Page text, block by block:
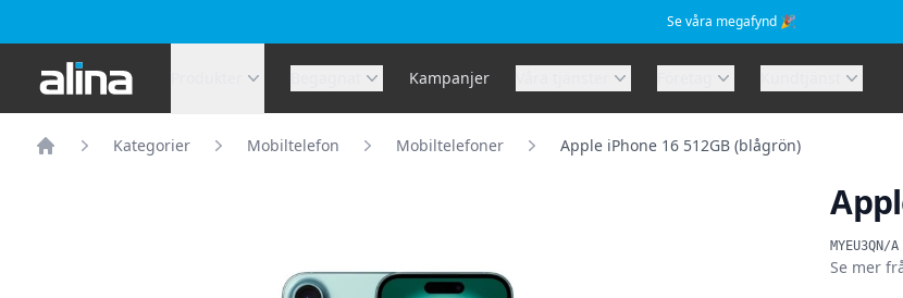
Se våra megafynd 🎉
Alina.se Kampanjer
Kategorier Mobiltelefon Mobiltelefoner Apple iPhone 16 512GB (blågrön)
MYEU3QN/A
Se mer